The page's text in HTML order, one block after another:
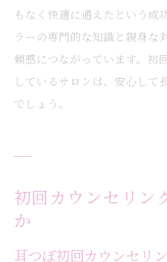
もなく快適に通えたという成
ラーの専門的な知識と親身な
頼感につながっています。初
しているサロンは、安心して
でしょう。
初回カウンセリン
か
耳つぼ初回カウンセリ